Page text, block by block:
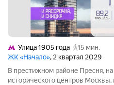
Улица 1905 года
15 мин.
ЖК «Начало», 2 квартал 2029
В престижном районе Пресня,
исторического центров Москвы,